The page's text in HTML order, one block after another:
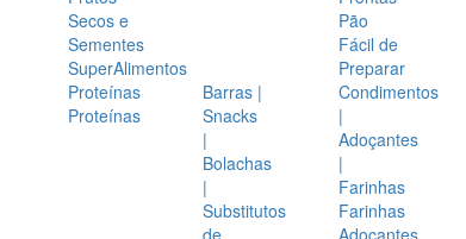
Secos e
Sementes
SuperAlimentos
Pão
Fácil de
Preparar
Proteínas
Proteínas
Barras |
Snacks
|
Bolachas
|
Substitutos
de
Condimentos
|
Adoçantes
|
Farinhas
Farinhas
Adoçantes